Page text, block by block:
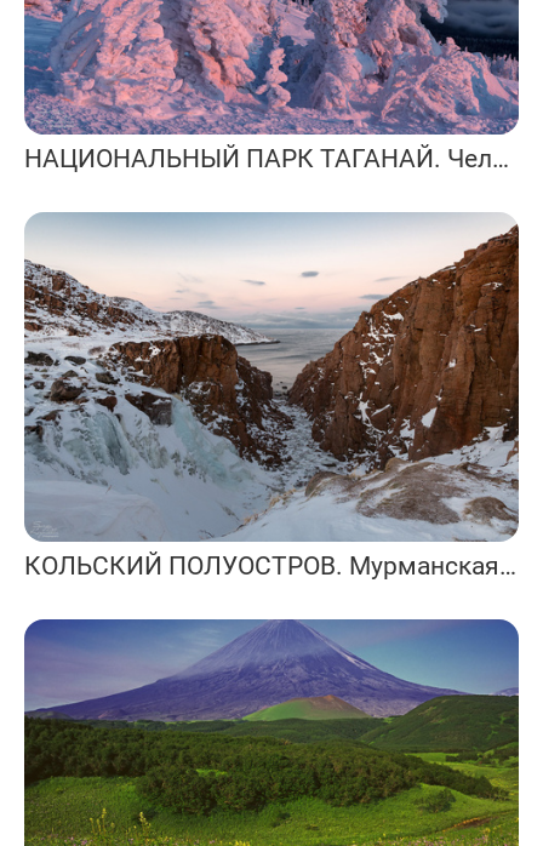
НАЦИОНАЛЬНЫЙ ПАРК ТАГАНАЙ. Челябинская область.
КОЛЬСКИЙ ПОЛУОСТРОВ. Мурманская область.